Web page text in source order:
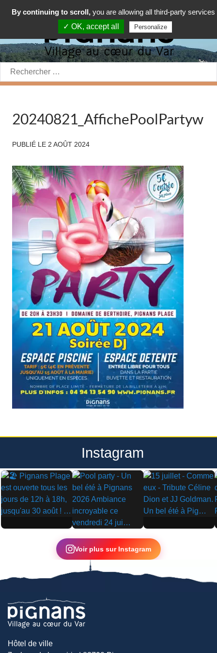
Rechercher:
20240821_AffichePoolPartyw
PUBLIÉ LE 2 AOÛT 2024
Instagram
▶
▶
▶
Voir plus sur Instagram
Hôtel de ville
By continuing to scroll, you are allowing all third-party services
✓ OK, accept all
Personalize